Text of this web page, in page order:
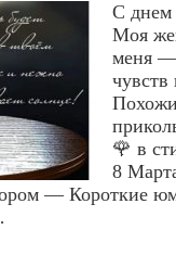
С днем
Моя
меня —
чувств
🌹 в
8
— Короткие